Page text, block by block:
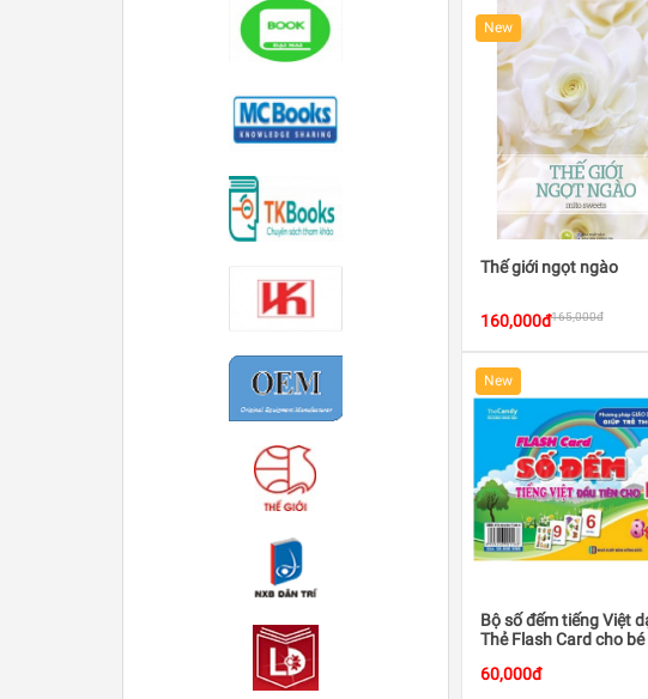
New
Thế giới ngọt ngào
160,000đ165,000đ
New
Bộ số đếm tiếng Việt
Thẻ Flash Card cho bé
60,000đ